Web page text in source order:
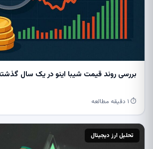
بررسی روند قیمت شیبا اینو در یک سال گذشته
⏱ ۱ دقیقه مطالعه
تحلیل ارز دیجیتال